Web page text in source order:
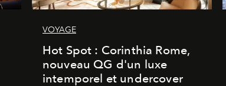
VOYAGE
Hot Spot : Corinthia Rome,
nouveau QG d'un luxe
intemporel et undercover